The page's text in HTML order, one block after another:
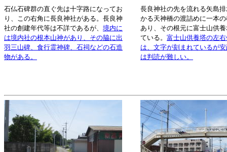
石仏石碑群の直ぐ先は十字路になってお
り、この右角に長良神社がある。長良神
社の創建年代等は不詳であるが、 境内に
は境内社の根本山神があり、その脇に出
羽三山碑、食行霊神碑、石祠などの石造
物がある。
長良神社の先を流れる矢島
かる天神橋の渡詰めに一本
あり、その根元に富士山供
ている。 富士山供養塔の左
は、文字が刻まれているが
は判読が難しい。